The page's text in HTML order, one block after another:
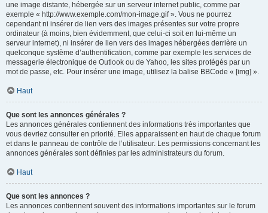
une image distante, hébergée sur un serveur internet public, comme par
exemple « http://www.exemple.com/mon-image.gif ». Vous ne pourrez
cependant ni insérer de lien vers des images présentes sur votre propre
ordinateur (à moins, bien évidemment, que celui-ci soit en lui-même un
serveur internet), ni insérer de lien vers des images hébergées derrière un
quelconque système d’authentification, comme par exemple les services de
messagerie électronique de Outlook ou de Yahoo, les sites protégés par un
mot de passe, etc. Pour insérer une image, utilisez la balise BBCode « [img] ».
Haut
Que sont les annonces générales ?
Les annonces générales contiennent des informations très importantes que
vous devriez consulter en priorité. Elles apparaissent en haut de chaque forum
et dans le panneau de contrôle de l’utilisateur. Les permissions concernant les
annonces générales sont définies par les administrateurs du forum.
Haut
Que sont les annonces ?
Les annonces contiennent souvent des informations importantes sur le forum